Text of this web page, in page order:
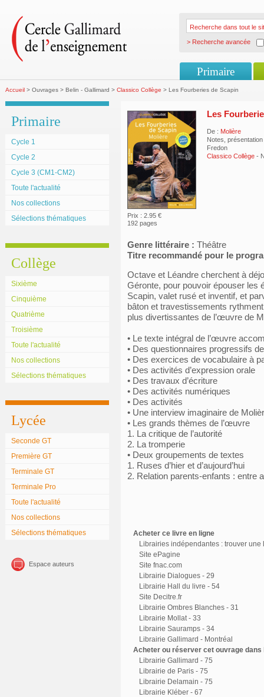
> Recherche avancée
Primaire
Accueil > Ouvrages > Belin - Gallimard > Classico Collège > Les Fourberies de Scapin
Primaire
Cycle 1
Cycle 2
Cycle 3 (CM1-CM2)
Toute l'actualité
Nos collections
Sélections thématiques
Collège
Sixième
Cinquième
Quatrième
Troisième
Toute l'actualité
Nos collections
Sélections thématiques
Lycée
Seconde GT
Première GT
Terminale GT
Terminale Pro
Toute l'actualité
Nos collections
Sélections thématiques
Espace auteurs
Prix : 2.95 €
192 pages
Les
De : Molière
Notes,
Fredon
Classico Collège -
Genre littéraire : Théâtre
Titre recommandé pour le
Octave et Léandre cherchent à
Géronte, pour pouvoir épouser les
Scapin, valet rusé et inventif, et
bâton et travestissements
plus divertissantes de l’œuvre de
• Le texte intégral de l’œuvre
• Des questionnaires progressifs
• Des exercices de vocabulaire à
• Des activités d’expression orale
• Des travaux d’écriture
• Des activités numériques
• Des activités
• Une interview imaginaire de
• Les grands thèmes de l’œuvre
1. La critique de l’autorité
2. La tromperie
• Deux groupements de textes
1. Ruses d’hier et d’aujourd’hui
2. Relation parents-enfants : entre
Acheter ce livre en ligne
Librairies indépendantes : trouver une
Site ePagine
Site fnac.com
Librairie Dialogues - 29
Librairie Hall du livre - 54
Site Decitre.fr
Librairie Ombres Blanches - 31
Librairie Mollat - 33
Librairie Sauramps - 34
Librairie Gallimard - Montréal
Acheter ou réserver cet ouvrage
Librairie Gallimard - 75
Librairie de Paris - 75
Librairie Delamain - 75
Librairie Kléber - 67